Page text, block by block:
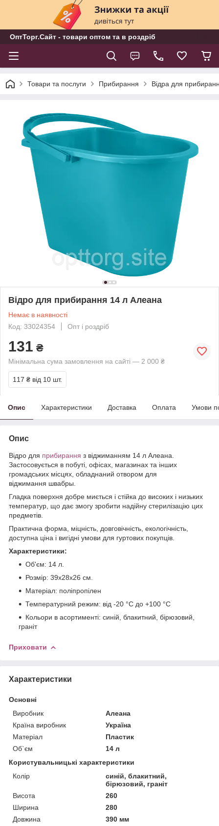
ОптТорг.Сайт - товари оптом та в роздріб
Товари та послуги Прибирання Відра для
Відро для прибирання 14 л Алеана
Немає в наявності
Код: 33024354
Опт і роздріб
131 ₴
Мінімальна сума замовлення на сайті — 2 000 ₴
117 ₴ від 10 шт.
Опис Характеристики Доставка Оплата Умови
Опис
Відро для прибирання з віджиманням 14 л Алеана.
Застосовується в побуті, офісах, магазинах та інших
громадських місцях, обладнаний отвором для
віджимання швабры.
Гладка поверхня добре миється і стійка до високих і низьких
температур, що дає змогу зробити надійну стерилізацію цих
предметів.
Практична форма, міцність, довговічність, екологічність,
доступна ціна і вигідні умови для гуртових покупців.
Характеристики:
Об'єм: 14 л.
Розмір: 39х28х26 см.
Матеріал: поліпропілен
Температурний режим: від -20 °C до +100 °C
Кольори в асортименті: синій, блакитний, бірюзовий,
граніт
Приховати
Характеристики
Основні
Виробник
Алеана
Країна виробник
Україна
Матеріал
Пластик
Об`єм
14 л
Користувальницькі характеристики
Колір
синій, блакитний,
бірюзовий, граніт
Висота
260
Ширина
280
Довжина
390 мм